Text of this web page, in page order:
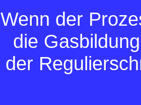
Wenn der
die
der